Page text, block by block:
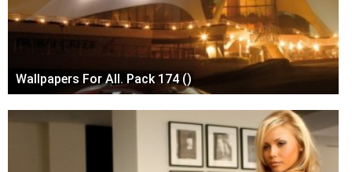
Wallpapers For All. Pack 174 ()